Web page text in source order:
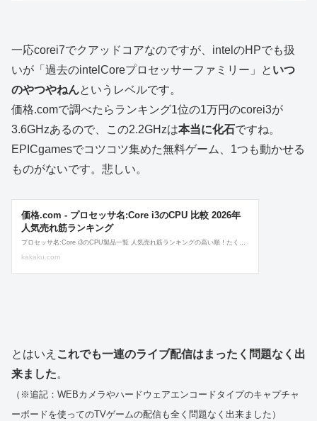
一応corei7でクアッドコアなのですが、intelのHPでも扱
いが「過去のintelCoreプロセッサーファミリー」と いつ
のやつやねんというレベルです。
価格.comで調べたらランキング1位の1万円のcorei3が
3.6GHzあるので、この2.2GHzは本当に化石ですね。
EPICgamesでコツコツ集めた無料ゲーム、1つも動かせる
ものがないです。悲しい。
とはいえ これでも一連のライブ配信はまったく問題なく出
来ました。
（※追記：WEBカメラやハードウェアエンコードタイプのキャプチャ
ーボードを使ってのTVゲームの配信も全く問題なく出来ました）